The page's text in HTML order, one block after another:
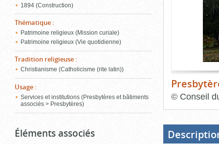
1894 (Construction)
Thématique :
Patrimoine religieux (Mission curiale)
Patrimoine religieux (Vie quotidienne)
Tradition religieuse :
Christianisme (Catholicisme (rite latin))
Usage :
Services et institutions (Presbytères et bâtiments
associés > Presbytères)
Éléments associés
© Conseil
bloc
d'onglets